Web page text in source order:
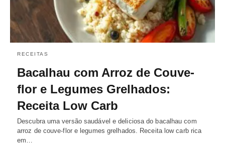
RECEITAS
Bacalhau com Arroz de Couve-
flor e Legumes Grelhados:
Receita Low Carb
Descubra uma versão saudável e deliciosa do bacalhau com
arroz de couve-flor e legumes grelhados. Receita low carb rica
em…